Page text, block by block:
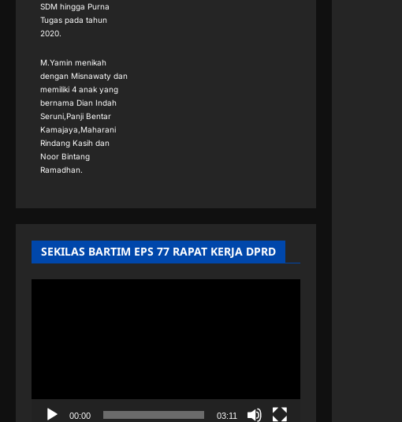
SDM hingga Purna
Tugas pada tahun
2020.
M.Yamin menikah
dengan Misnawaty dan
memiliki 4 anak yang
bernama Dian Indah
Seruni,Panji Bentar
Kamajaya,Maharani
Rindang Kasih dan
Noor Bintang
Ramadhan.
SEKILAS BARTIM EPS 77 RAPAT KERJA DPRD
00:00 03:11